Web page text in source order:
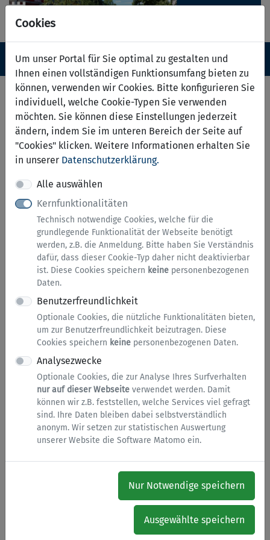
Cookies
Um unser Portal für Sie optimal zu gestalten und
Ihnen einen vollständigen Funktionsumfang bieten zu
können, verwenden wir Cookies. Bitte konfigurieren Sie
individuell, welche Cookie-Typen Sie verwenden
möchten. Sie können diese Einstellungen jederzeit
ändern, indem Sie im unteren Bereich der Seite auf
"Cookies" klicken. Weitere Informationen erhalten Sie
in unserer Datenschutzerklärung.
Alle auswählen
Kernfunktionalitäten
Technisch notwendige Cookies, welche für die
grundlegende Funktionalität der Webseite benötigt
werden, z.B. die Anmeldung. Bitte haben Sie Verständnis
dafür, dass dieser Cookie-Typ daher nicht deaktivierbar
ist. Diese Cookies speichern keine personenbezogenen
Daten.
Benutzerfreundlichkeit
Optionale Cookies, die nützliche Funktionalitäten bieten,
um zur Benutzerfreundlichkeit beizutragen. Diese
Cookies speichern keine personenbezogenen Daten.
Analysezwecke
Optionale Cookies, die zur Analyse Ihres Surfverhalten
nur auf dieser Webseite verwendet werden. Damit
können wir z.B. feststellen, welche Services viel gefragt
sind. Ihre Daten bleiben dabei selbstverständlich
anonym. Wir setzen zur statistischen Auswertung
unserer Website die Software Matomo ein.
Nur Notwendige speichern
Ausgewählte speichern
Navigation ein-/ausblenden
Menü
Antrag auf Genehmigung der
Beseitigung von Anlagen
Hinweise zu diesem Service
Bei der vollständigen Beseitigung einer baulichen
Anlage kann in bestimmten Fällen ein Antrag auf
Genehmigung bei der zuständigen
Bauaufsichtsbehörde gestellt werden. Wird nur ein
Teil der Anlage entfernt, handelt es sich um eine
genehmigungspflichtige Änderung der baulichen
Anlage, die ebenfalls einen entsprechenden Antrag
erfordert.
Hinweis zur Anmeldung
Für die Nutzung dieses Online-Dienstes ist eine
Anmeldung mit der
Unternehmenskonto (MUK) erforderlich. Hilfe bei
der Registrierung oder Anmeldung mit der BundID
finden Sie unter https://id.bund.de/contact.
Klicken Sie auf„Dienst starten“, um zum
Bauportal.NRW zu gelangen, wo Sie Ihren Antrag
weiteren Verlauf des Online-Antragsverfahrens
werden Sie automatisch zur Anmeldung mit der
BundID oder dem Mein Unternehmenskonto